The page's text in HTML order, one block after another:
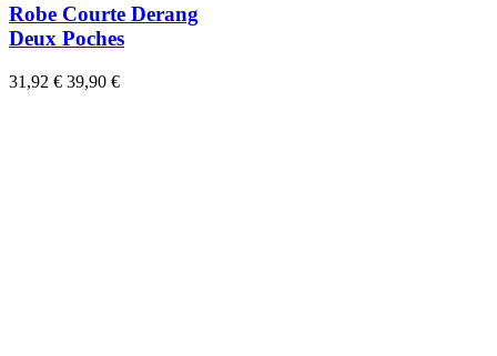
Robe Courte Derang
Deux Poches
31,92 € 39,90 €